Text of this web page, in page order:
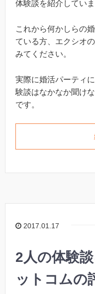
体験談を紹介していま
これから何かしらの
ている方、エクシオ
みてください。
実際に婚活パーティ
験談はなかなか聞け
です。
2017.01.17
2人の体験
ットコムの